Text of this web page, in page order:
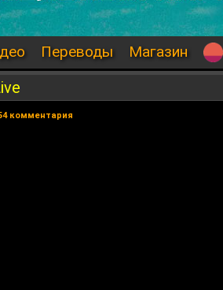
Переводы Магазин
комментария